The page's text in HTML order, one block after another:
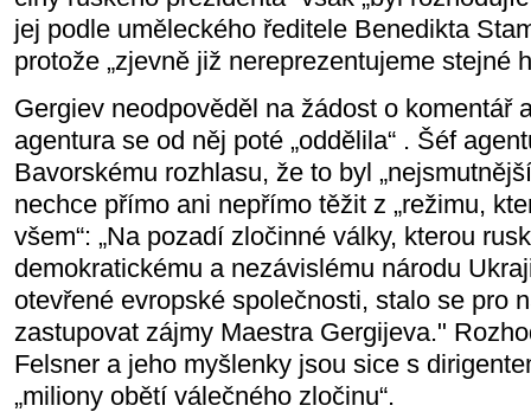
jej podle uměleckého ředitele Benedikta
protože „zjevně již nereprezentujeme stejné
Gergiev neodpověděl na žádost o komentář
agentura se od něj poté „oddělila“ . Šéf
Bavorskému rozhlasu, že to byl
nechce přímo ani nepřímo těžit z „režimu,
všem“: „Na pozadí zločinné války, kterou
demokratickému a nezávislému národu
otevřené evropské společnosti, stalo se pro
zastupovat zájmy Maestra Gergijeva."
Felsner a jeho myšlenky jsou sice s
„miliony obětí válečného zločinu“.